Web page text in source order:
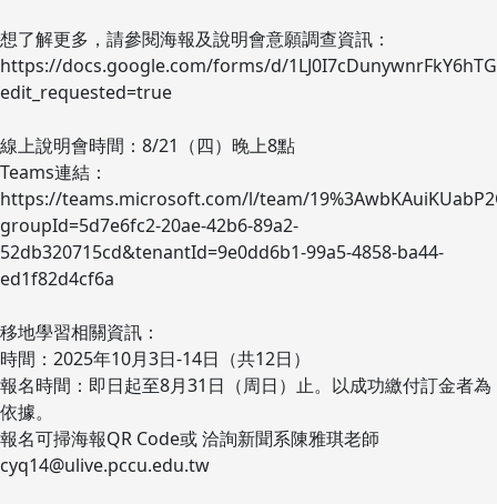
想了解更多，請參閱海報及說明會意願調查資訊：
https://docs.google.com/forms/d/
edit_requested=true
線上說明會時間：8/21（四）晚上8點
Teams連結：
https://teams.microsoft.com/l/team/
groupId=5d7e6fc2-20ae-42b6-89a2-
52db320715cd&tenantId=9e0dd6b1-99a5-4858-ba44-
ed1f82d4cf6a
移地學習相關資訊：
時間：2025年10月3日-14日（共12日）
報名時間：即日起至8月31日（周日）止。以成功繳付訂金者為
依據。
報名可掃海報QR Code或 洽詢新聞系陳雅琪老師
cyq14@ulive.pccu.edu.tw